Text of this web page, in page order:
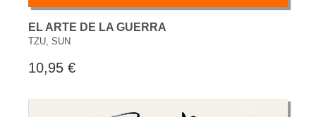
EL ARTE DE LA GUERRA
TZU, SUN
10,95 €